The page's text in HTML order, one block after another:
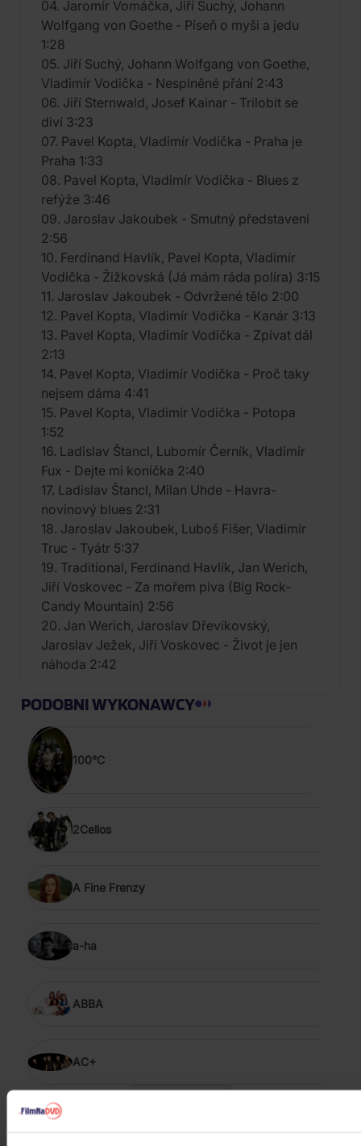
04. Jaromír Vomáčka, Jiří Suchý, Johann
Wolfgang von Goethe - Píseň o myši a jedu
1:28
05. Jiří Suchý, Johann Wolfgang von Goethe,
Vladimír Vodička - Nesplněné přání 2:43
06. Jiří Sternwald, Josef Kainar - Trilobit se
diví 3:23
07. Pavel Kopta, Vladimír Vodička - Praha je
Praha 1:33
08. Pavel Kopta, Vladimír Vodička - Blues z
refýže 3:46
09. Jaroslav Jakoubek - Smutný představení
2:56
10. Ferdinand Havlík, Pavel Kopta, Vladimír
Vodička - Žižkovská (Já mám ráda políra) 3:15
11. Jaroslav Jakoubek - Odvržené tělo 2:00
12. Pavel Kopta, Vladimír Vodička - Kanár 3:13
13. Pavel Kopta, Vladimír Vodička - Zpívat dál
2:13
14. Pavel Kopta, Vladimír Vodička - Proč taky
nejsem dáma 4:41
15. Pavel Kopta, Vladimír Vodička - Potopa
1:52
16. Ladislav Štancl, Lubomír Černík, Vladimír
Fux - Dejte mi koníčka 2:40
17. Ladislav Štancl, Milan Uhde - Havra-
novinový blues 2:31
18. Jaroslav Jakoubek, Luboš Fišer, Vladimír
Truc - Tyátr 5:37
19. Traditional, Ferdinand Havlík, Jan Werich,
Jiří Voskovec - Za mořem piva (Big Rock-
Candy Mountain) 2:56
20. Jan Werich, Jaroslav Dřevikovský,
Jaroslav Ježek, Jiří Voskovec - Život je jen
náhoda 2:42
PODOBNI WYKONAWCY
100°C
2Cellos
A Fine Frenzy
a-ha
ABBA
AC+